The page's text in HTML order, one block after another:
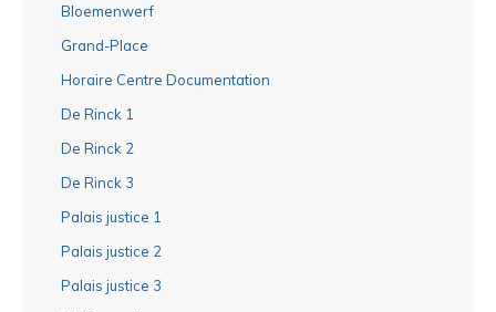
Bloemenwerf
Grand-Place
Horaire Centre Documentation
De Rinck 1
De Rinck 2
De Rinck 3
Palais justice 1
Palais justice 2
Palais justice 3